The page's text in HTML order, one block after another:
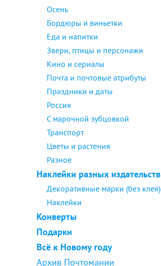
Осень
Бордюры и виньетки
Еда и напитки
Звери, птицы и персонажи
Кино и сериалы
Почта и почтовые атрибуты
Праздники и даты
Россия
С марочной зубцовкой
Транспорт
Цветы и растения
Разное
Наклейки разных издательств
Декоративные марки (без клея)
Наклейки
Конверты
Подарки
Всё к Новому году
Архив Почтомании